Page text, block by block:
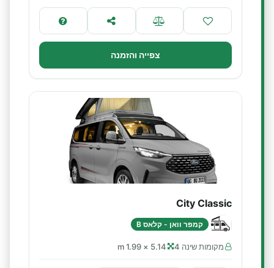
צפייה והזמנה
City Classic
קמפר וואן - קלאס B
מקומות שינה 4 5.14 × 1.99 m